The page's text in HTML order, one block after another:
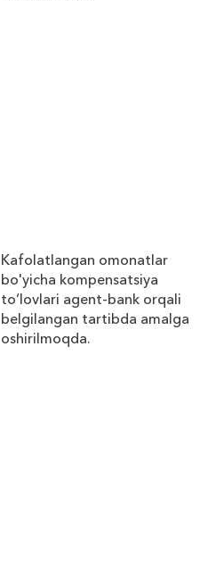
Kafolatlangan omonatlar
bo'yicha kompensatsiya
to‘lovlari agent-bank orqali
belgilangan tartibda amalga
oshirilmoqda.